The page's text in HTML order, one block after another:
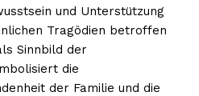
und Unterstützung
Tragödien betroffen
Sinnbild der
die
der Familie und die